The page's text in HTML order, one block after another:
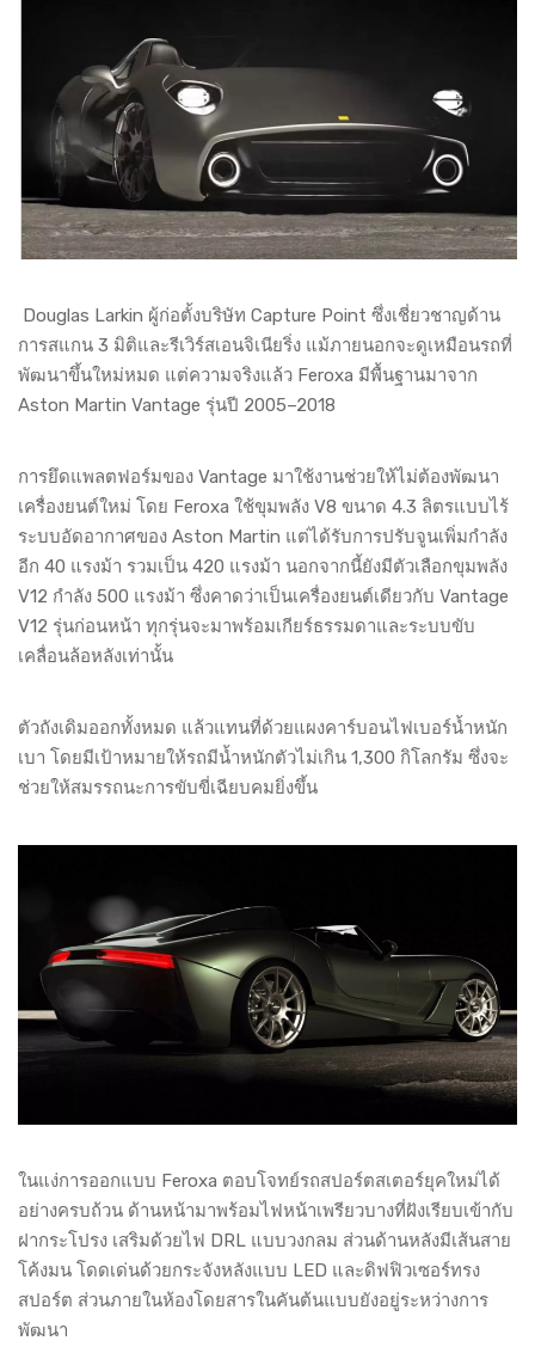
Douglas Larkin ผู้ก่อตั้งบริษัท Capture Point ซึ่งเชี่ยวชาญด้าน
การสแกน 3 มิติและรีเวิร์สเอนจิเนียริ่ง แม้ภายนอกจะดูเหมือนรถที่
พัฒนาขึ้นใหม่หมด แต่ความจริงแล้ว Feroxa มีพื้นฐานมาจาก
Aston Martin Vantage รุ่นปี 2005–2018
การยึดแพลตฟอร์มของ Vantage มาใช้งานช่วยให้ไม่ต้องพัฒนา
เครื่องยนต์ใหม่ โดย Feroxa ใช้ขุมพลัง V8 ขนาด 4.3 ลิตรแบบไร้
ระบบอัดอากาศของ Aston Martin แต่ได้รับการปรับจูนเพิ่มกำลัง
อีก 40 แรงม้า รวมเป็น 420 แรงม้า นอกจากนี้ยังมีตัวเลือกขุมพลัง
V12 กำลัง 500 แรงม้า ซึ่งคาดว่าเป็นเครื่องยนต์เดียวกับ Vantage
V12 รุ่นก่อนหน้า ทุกรุ่นจะมาพร้อมเกียร์ธรรมดาและระบบขับ
เคลื่อนล้อหลังเท่านั้น
ตัวถังเดิมออกทั้งหมด แล้วแทนที่ด้วยแผงคาร์บอนไฟเบอร์น้ำหนัก
เบา โดยมีเป้าหมายให้รถมีน้ำหนักตัวไม่เกิน 1,300 กิโลกรัม ซึ่งจะ
ช่วยให้สมรรถนะการขับขี่เฉียบคมยิ่งขึ้น
ในแง่การออกแบบ Feroxa ตอบโจทย์รถสปอร์ตสเตอร์ยุคใหม่ได้
อย่างครบถ้วน ด้านหน้ามาพร้อมไฟหน้าเพรียวบางที่ฝังเรียบเข้ากับ
ฝากระโปรง เสริมด้วยไฟ DRL แบบวงกลม ส่วนด้านหลังมีเส้นสาย
โค้งมน โดดเด่นด้วยกระจังหลังแบบ LED และดิฟฟิวเซอร์ทรง
สปอร์ต ส่วนภายในห้องโดยสารในคันต้นแบบยังอยู่ระหว่างการ
พัฒนา